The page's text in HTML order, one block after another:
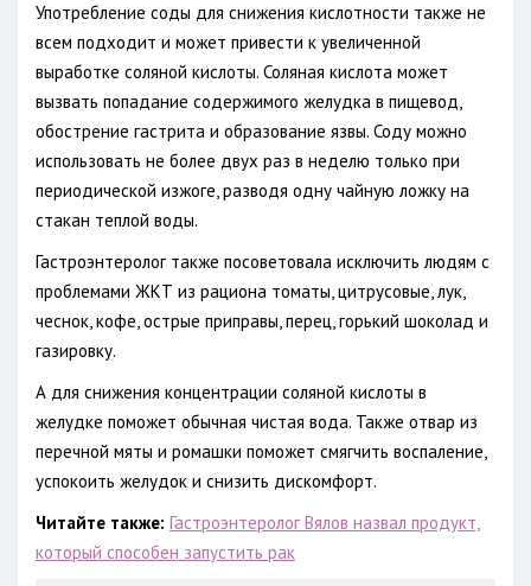
Употребление соды для снижения кислотности также не
всем подходит и может привести к увеличенной
выработке соляной кислоты. Соляная кислота может
вызвать попадание содержимого желудка в пищевод,
обострение гастрита и образование язвы. Соду можно
использовать не более двух раз в неделю только при
периодической изжоге, разводя одну чайную ложку на
стакан теплой воды.
Гастроэнтеролог также посоветовала исключить людям с
проблемами ЖКТ из рациона томаты, цитрусовые, лук,
чеснок, кофе, острые приправы, перец, горький шоколад и
газировку.
А для снижения концентрации соляной кислоты в
желудке поможет обычная чистая вода. Также отвар из
перечной мяты и ромашки поможет смягчить воспаление,
успокоить желудок и снизить дискомфорт.
Читайте также: Гастроэнтеролог Вялов назвал продукт,
который способен запустить рак